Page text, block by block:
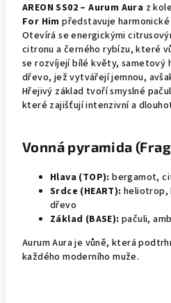
AREON SS02 – Aurum Aura z
For Him představuje
Otevírá se energickými
citronu a černého rybízu, které
se rozvíjejí bílé květy, sametový
dřevo, jež vytvářejí jemnou,
Hřejivý základ tvoří smyslné
které zajišťují intenzivní a
Vonná pyramida
Hlava (TOP): bergamot,
Srdce (HEART): heliotrop,
dřevo
Základ (BASE): pačuli,
Aurum Aura je vůně, která
každého moderního muže.